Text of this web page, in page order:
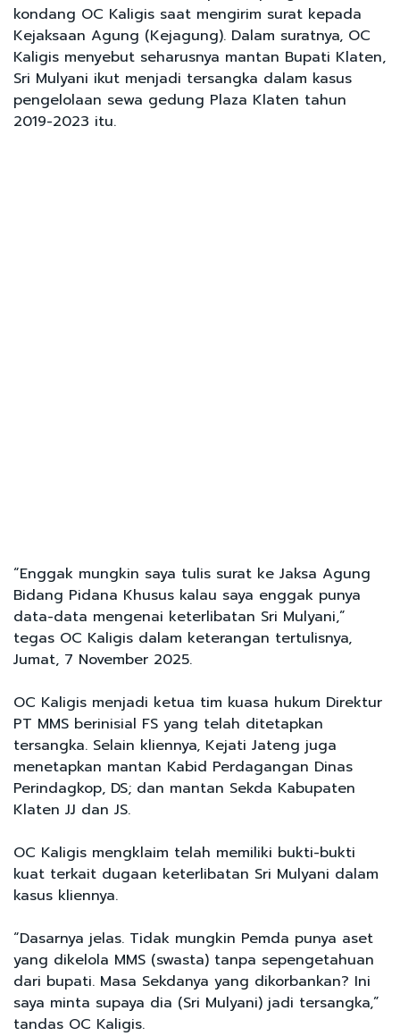
kondang OC Kaligis saat mengirim surat kepada
Kejaksaan Agung (Kejagung). Dalam suratnya, OC
Kaligis menyebut seharusnya mantan Bupati Klaten,
Sri Mulyani ikut menjadi tersangka dalam kasus
pengelolaan sewa gedung Plaza Klaten tahun
2019-2023 itu.
“Enggak mungkin saya tulis surat ke Jaksa Agung
Bidang Pidana Khusus kalau saya enggak punya
data-data mengenai keterlibatan Sri Mulyani,”
tegas OC Kaligis dalam keterangan tertulisnya,
Jumat, 7 November 2025.
OC Kaligis menjadi ketua tim kuasa hukum Direktur
PT MMS berinisial FS yang telah ditetapkan
tersangka. Selain kliennya, Kejati Jateng juga
menetapkan mantan Kabid Perdagangan Dinas
Perindagkop, DS; dan mantan Sekda Kabupaten
Klaten JJ dan JS.
OC Kaligis mengklaim telah memiliki bukti-bukti
kuat terkait dugaan keterlibatan Sri Mulyani dalam
kasus kliennya.
“Dasarnya jelas. Tidak mungkin Pemda punya aset
yang dikelola MMS (swasta) tanpa sepengetahuan
dari bupati. Masa Sekdanya yang dikorbankan? Ini
saya minta supaya dia (Sri Mulyani) jadi tersangka,”
tandas OC Kaligis.